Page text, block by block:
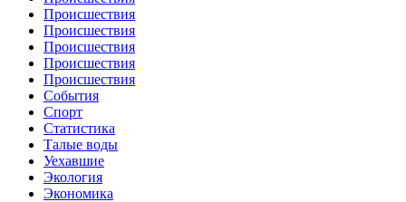
Происшествия
Происшествия
Происшествия
Происшествия
Происшествия
События
Спорт
Статистика
Талые воды
Уехавшие
Экология
Экономика